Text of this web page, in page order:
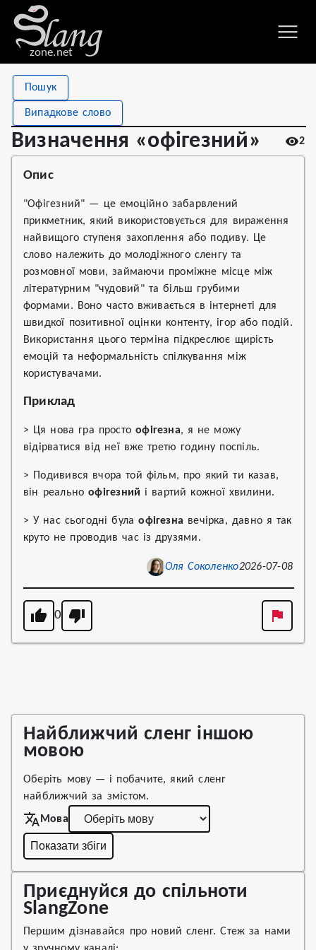
zone.net
Пошук
Випадкове слово
Визначення «офігезний» 2
Визначення «офігезний»
Stat
Views
Definitions 1
Опис
"Офігезний" — це емоційно забарвлений
прикметник, який використовується для вираження
найвищого ступеня захоплення або подиву. Це
слово належить до молодіжного сленгу та
розмовної мови, займаючи проміжне місце між
літературним "чудовий" та більш грубими
формами. Воно часто вживається в інтернеті для
швидкої позитивної оцінки контенту, ігор або подій.
Використання цього терміна підкреслює щирість
емоцій та неформальність спілкування між
користувачами.
Приклад
> Ця нова гра простоофігезна, я не можу
відірватися від неї вже третю годину поспіль.
> Подивився вчора той фільм, про який ти казав,
він реальноофігезний і вартий кожної хвилини.
> У нас сьогодні булаофігезна вечірка, давно я так
круто не проводив час із друзями.
Оля Соколенко2026-07-08
0
Найближчий сленг іншою
мовою
Оберіть мову — і побачите, який сленг
найближчий за змістом.
Мова
Показати збіги
Приєднуйся до спільноти
SlangZone
Першим дізнавайся про новий сленг. Стеж за нами